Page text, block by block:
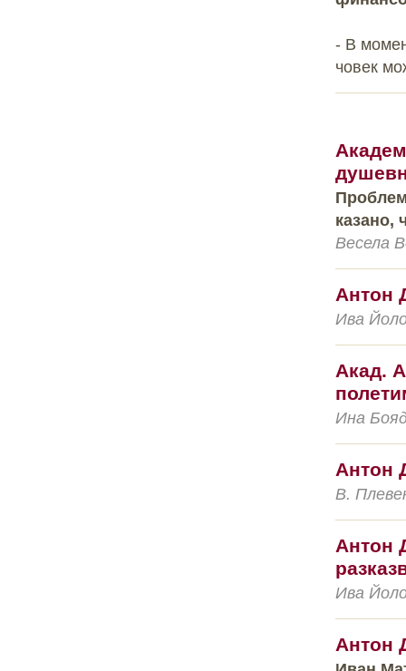
- В
човек
казано,
Весела
Антон
Ива
Акад.
Ина
Антон
В.
Антон
Ива
Антон